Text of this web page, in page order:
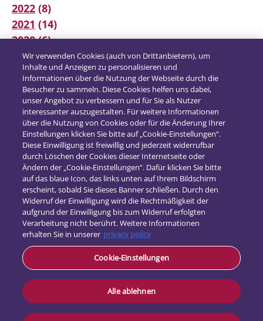
2022 (8)
2021 (14)
2020(6)
2019(12)
2018(16)
2017(21)
Kontakt
Datenschutz
Impressum
Wir verwenden Cookies (auch von Drittanbietern), um
Inhalte und Anzeigen zu personalisieren und
Informationen über die Nutzung der Webseite durch die
Besucher zu sammeln. Diese Cookies helfen uns dabei,
unser Angebot zu verbessern und für Sie als Nutzer
interessanter auszugestalten. Für weitere Informationen
über die Nutzung von Cookies oder für die Änderung Ihrer
Einstellungen klicken Sie bitte auf „Cookie-Einstellungen“.
Diese Einwilligung ist freiwillig und jederzeit widerrufbar
durch Löschen der Cookies dieser Internetseite oder
Ändern der „Cookie-Einstellungen“. Dafür klicken Sie bitte
auf das blaue Icon, das links unten auf Ihrem Bildschirm
erscheint, sobald Sie dieses Banner schließen. Durch den
Widerruf der Einwilligung wird die Rechtmäßigkeit der
aufgrund der Einwilligung bis zum Widerruf erfolgten
Verarbeitung nicht berührt. Weitere Informationen
erhalten Sie in unserer privacy policy
Cookie-Einstellungen
Alle ablehnen